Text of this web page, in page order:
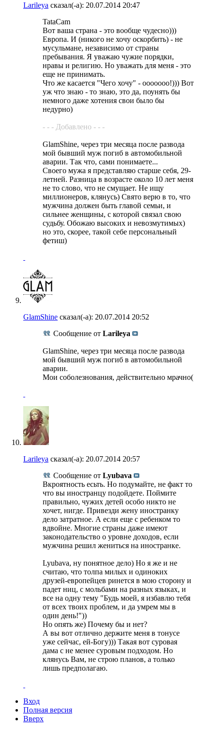
Larileya сказал(-а): 20.07.2014 20:47
TataCam
Вот ваша страна - это вообще чудесно)))
Европа. И (никого не хочу оскорбить) - не
мусульмане, независимо от страны
пребывания. Я уважаю чужие порядки,
нравы и религию. Но уважать для меня - это
еще не принимать.
Что же касается "Чего хочу" - ооооооо!))) Вот
уж что знаю - то знаю, это да, поунять бы
немного даже хотения свои было бы
недурно)
- - - Добавлено - - -
GlamShine, через три месяца после развода
мой бывший муж погиб в автомобильной
аварии. Так что, сами понимаете...
Своего мужа я представляю старше себя, 29-
летней. Разница в возрасте около 10 лет меня
не то слово, что не смущает. Не ищу
миллионеров, клянусь) Свято верю в то, что
мужчина должен быть главой семьи, и
сильнее женщины, с которой связал свою
судьбу. Обожаю высоких и невозмутимых)
но это, скорее, такой себе персональный
фетиш)
GlamShine сказал(-а): 20.07.2014 20:52
Сообщение от Larileya
GlamShine, через три месяца после развода
мой бывший муж погиб в автомобильной
аварии.
Мои соболезнования, действительно мрачно(
Larileya сказал(-а): 20.07.2014 20:57
Сообщение от Lyubava
Вкроятность есьть. Но подумайте, не факт то
что вы иностранцу подойдете. Поймите
правильно, чужих детей особо никто не
хочет, нигде. Привезди жену иностранку
дело затратное. А если еще с ребенком то
вдвойне. Многие страны даже имеют
законодательство о уровне доходов, если
мужчина решил жениться на иностранке.
Lyubava, ну понятное дело) Но я же и не
считаю, что толпа милых и одиноких
друзей-европейцев ринется в мою сторону и
падет ниц, с мольбами на разных языках, и
все на одну тему "Будь моей, я избавлю тебя
от всех твоих проблем, и да умрем мы в
один день!"))
Но опять же) Почему бы и нет?
А вы вот отлично держите меня в тонусе
уже сейчас, ей-Богу))) Такая вот суровая
дама с не менее суровым подходом. Но
клянусь Вам, не строю планов, а только
лишь предполагаю.
Вход
Полная версия
Вверх